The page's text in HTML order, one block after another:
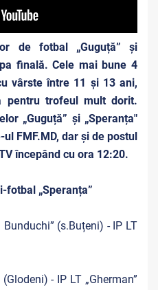
de fotbal „Guguță” și
finală. Cele mai bune 4
vârste între 11 și 13 ani,
pentru trofeul mult dorit.
„Guguță” și „Speranța"
FMF.MD, dar și de postul
începând cu ora 12:20.
fotbal „Speranța”
(s.Buțeni) - IP LT
- IP LT „Gherman”